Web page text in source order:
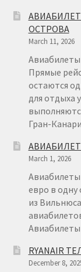
ОСТРОВА
March 11, 2026
Авиабилеты
Прямые
остаются
для отдыха
Гран-
March 1, 2026
евро в одну
из
RYANAIR
December 8,